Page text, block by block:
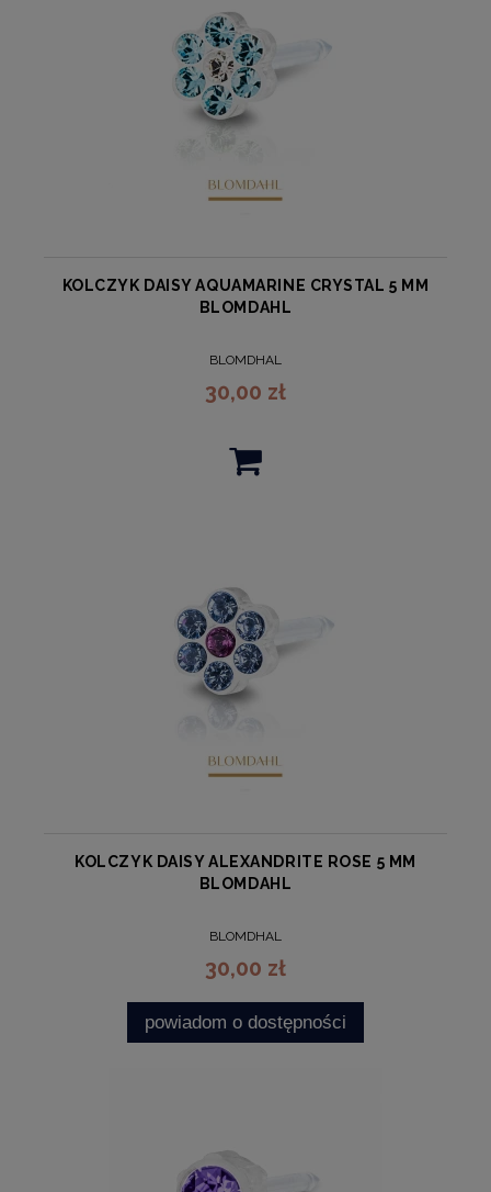
KOLCZYK DAISY AQUAMARINE CRYSTAL 5 MM
BLOMDAHL
BLOMDHAL
30,00 zł
KOLCZYK DAISY ALEXANDRITE ROSE 5 MM
BLOMDAHL
BLOMDHAL
30,00 zł
powiadom o dostępności